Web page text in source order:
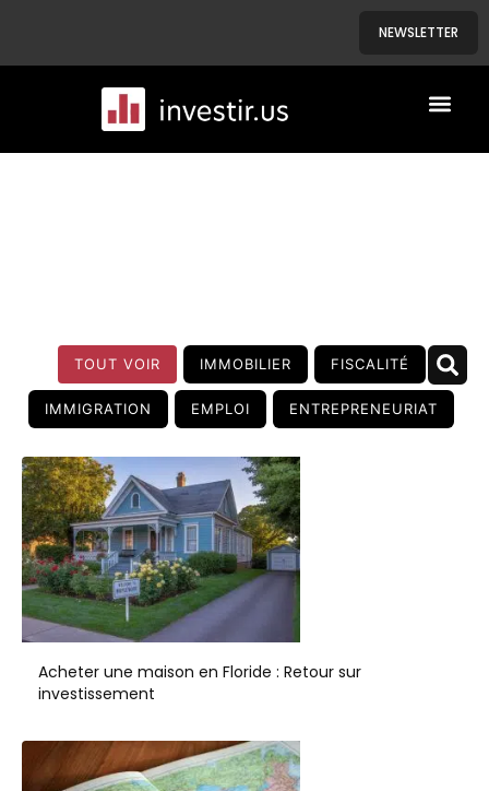
NEWSLETTER
TOUT VOIR IMMOBILIER FISCALITÉ
IMMIGRATION EMPLOI ENTREPRENEURIAT
Acheter une maison en Floride : Retour sur
investissement